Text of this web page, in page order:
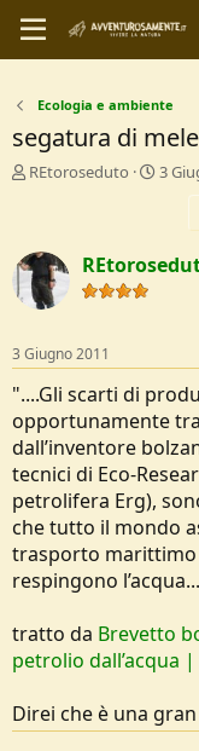
Ecologia e ambiente
segatura di
C
t
o
r
D
i
u
s
s
i
o
n
e
REtoroseduto
D
d
i
z
i
3
3 Giugno 2011
"....Gli scarti di
opportunamente
dall’inventore
tecnici di Eco-
petrolifera Erg),
che tutto il mondo
trasporto
respingono
tratto da Brevetto
petrolio dall’acqua
Direi che è una